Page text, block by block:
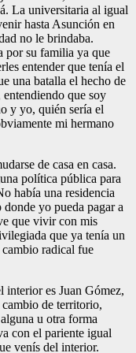
La universitaria al igual
hasta Asunción en
no le brindaba.
por su familia ya que
entender que tenía el
una batalla el hecho de
que soy
y yo, quién sería el
mi hermano
de casa en casa.
política pública para
había una residencia
yo pueda pagar a
que vivir con mis
que ya tenía un
radical fue
interior es Juan Gómez,
de territorio,
u otra forma
con el pariente igual
venís del interior.